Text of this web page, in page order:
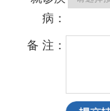
病：
备 注：